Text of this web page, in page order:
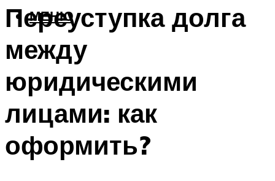
МЕНЮ
Переуступка долга
между
юридическими
лицами: как
оформить?